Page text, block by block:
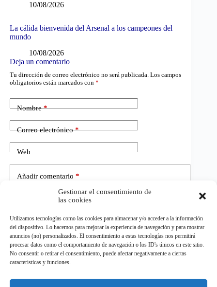
Gestionar el consentimiento de
las cookies
Utilizamos tecnologías como las cookies para almacenar y/o acceder a la información
del dispositivo. Lo hacemos para mejorar la experiencia de navegación y para mostrar
anuncios (no) personalizados. El consentimiento a estas tecnologías nos permitirá
procesar datos como el comportamiento de navegación o los ID's únicos en este sitio.
No consentir o retirar el consentimiento, puede afectar negativamente a ciertas
características y funciones.
10/08/2026
La cálida bienvenida del Arsenal a los campeones del
mundo
10/08/2026
Deja un comentario
Tu dirección de correo electrónico no será publicada. Los campos
obligatorios están marcados con *
Nombre*
Correo electrónico*
Web
Añadir comentario *
Publicar el comentario